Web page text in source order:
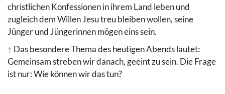
christlichen Konfessionen in ihrem Land leben und
zugleich dem Willen Jesu treu bleiben wollen, seine
Jünger und Jüngerinnen mögen eins sein.
↑ Das besondere Thema des heutigen Abends lautet:
Gemeinsam streben wir danach, geeint zu sein. Die Frage
ist nur: Wie können wir das tun?